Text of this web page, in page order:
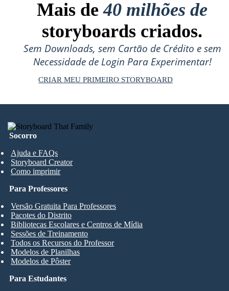
Mais de40 milhões de
storyboards criados.
Sem Downloads, sem Cartão de Crédito e sem
Necessidade de Login Para Experimentar!
CRIAR MEU PRIMEIRO STORYBOARD
Socorro
Ajuda e FAQs
Storyboard Creator
Como imprimir
Para Estudantes
Para Professores
Versão Gratuita Para Professores
Pacotes do Distrito
Bibliotecas Escolares e Centros de Mídia
Sessões de Treinamento
Todos os Recursos do Professor
Modelos de Planilhas
Modelos de Pôster